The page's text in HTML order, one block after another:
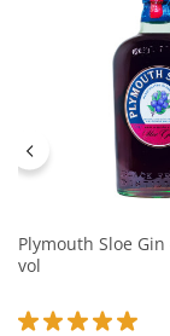
Plymouth Sloe Gin
vol